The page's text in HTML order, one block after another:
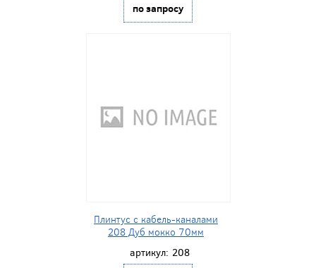
по запросу
Плинтус с кабель-каналами
208 Дуб мокко 70мм
артикул: 208